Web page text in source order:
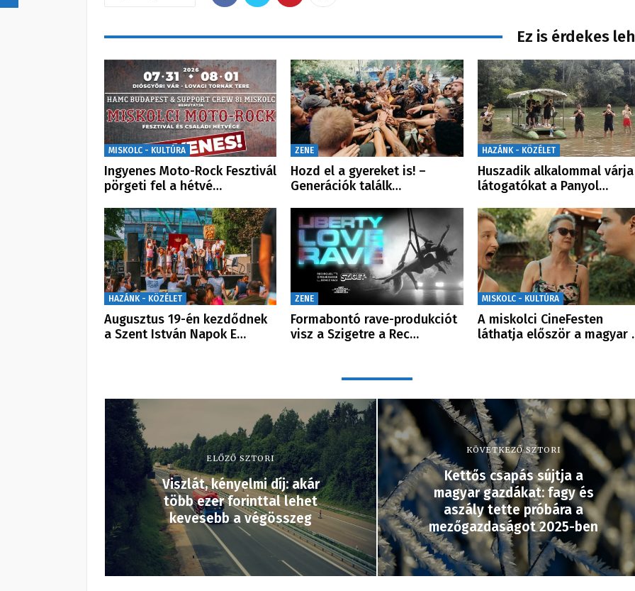
Ez is érdekes
MISKOLC - KULTÚRA
Ingyenes Moto-Rock Fesztivál
pörgeti fel a hétvé…
ZENE
Hozd el a gyereket is! –
Generációk találk…
HAZÁNK - KÖZÉLET
Huszadik alkalommal
látogatókat a Panyol…
HAZÁNK - KÖZÉLET
Augusztus 19-én kezdődnek
a Szent István Napok E…
ZENE
Formabontó rave-produkciót
visz a Szigetre a Rec…
MISKOLC - KULTÚRA
A miskolci CineFesten
láthatja először a magyar
ELŐZŐ SZTORI
Viszlát, kényelmi díj: akár
több ezer forinttal lehet
kevesebb a végösszeg
KÖVETKEZŐ SZTORI
Kettős csapás sújtja a
magyar gazdákat: fagy és
aszály tette próbára a
mezőgazdaságot 2025-ben